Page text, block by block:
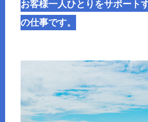
お客様一人ひとりをサポート
の仕事です。